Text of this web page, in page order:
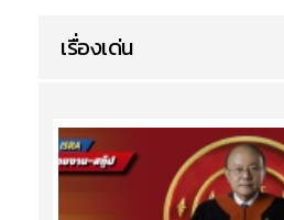
เรื่องเด่น